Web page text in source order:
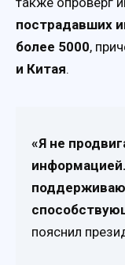
пострадавших
более 5000,
и Китая.
«Я не
пояснил